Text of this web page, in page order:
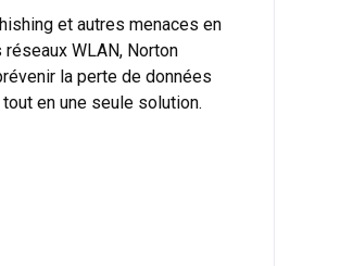
et autres menaces en
WLAN, Norton
la perte de données
en une seule solution.